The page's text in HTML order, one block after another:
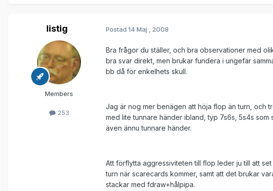
listig
Members
253
Postad 14 Maj , 2008
Bra frågor du ställer, och bra observationer med
bra svar direkt, men brukar fundera i ungefär
bb då för enkelhets skull.
Jag är nog mer benägen att höja flop än turn, och
med lite tunnare händer ibland, typ 7s6s, 5s4s
även ännu tunnare händer.
Att förflytta aggressiviteten till flop leder ju till att
turn när scarecards kommer, samt att det brukar
stackar med fdraw+hålpipa.